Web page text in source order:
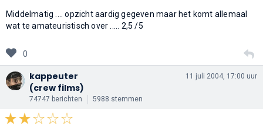
Middelmatig .... opzicht aardig gegeven maar het komt allemaal
wat te amateuristisch over ..... 2,5 /5
0
kappeuter
(crew films)
74747 berichten 5988 stemmen
11 juli 2004, 17:00 uur